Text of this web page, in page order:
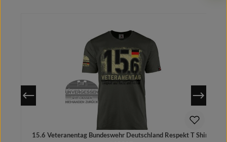
15.6 Veteranentag Bundeswehr Deutschland Respekt T Shirt